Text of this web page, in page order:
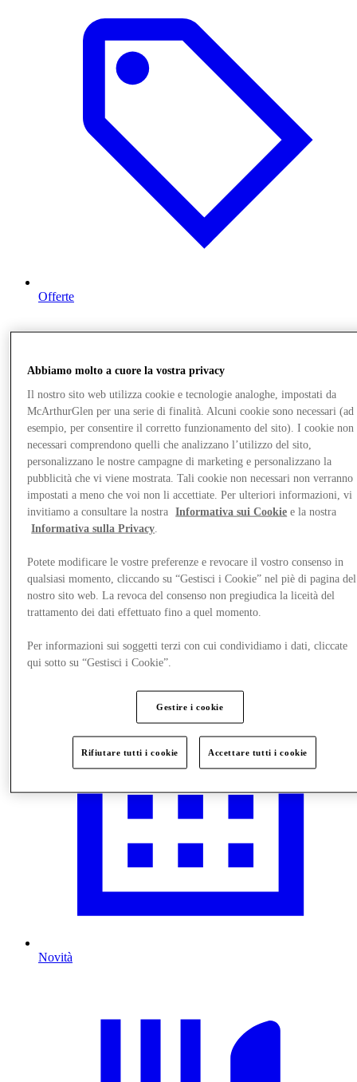
Offerte
Novità
Abbiamo molto a cuore la vostra privacy
Il nostro sito web utilizza cookie e tecnologie analoghe, impostati da
McArthurGlen per una serie di finalità. Alcuni cookie sono necessari (ad
esempio, per consentire il corretto funzionamento del sito). I cookie non
necessari comprendono quelli che analizzano l’utilizzo del sito,
personalizzano le nostre campagne di marketing e personalizzano la
pubblicità che vi viene mostrata. Tali cookie non necessari non verranno
impostati a meno che voi non li accettiate. Per ulteriori informazioni, vi
invitiamo a consultare la nostra
Informativa sui Cookie e la nostra
Informativa sulla Privacy
Potete modificare le vostre preferenze e revocare il vostro consenso in
qualsiasi momento, cliccando su “Gestisci i Cookie” nel piè di pagina del
nostro sito web. La revoca del consenso non pregiudica la liceità del
trattamento dei dati effettuato fino a quel momento.
Per informazioni sui soggetti terzi con cui condividiamo i dati, cliccate
qui sotto su “Gestisci i Cookie”.
Gestire i cookie
Rifiutare tutti i cookie Accettare tutti i cookie